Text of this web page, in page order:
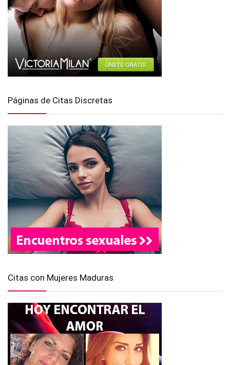
Páginas de Citas Discretas
Citas con Mujeres Maduras